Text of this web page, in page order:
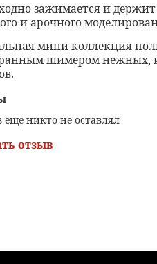
зажимается и
и арочного
мини коллекция
шимером нежных,
еще никто не оставлял
отзыв